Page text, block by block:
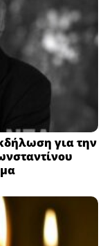
για την